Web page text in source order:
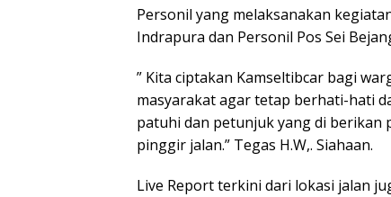
Personil yang melaksanakan
Indrapura dan Personil Pos Sei
” Kita ciptakan Kamseltibcar bagi
masyarakat agar tetap berhati-hati
patuhi dan petunjuk yang di berikan
pinggir jalan.” Tegas H.W,. Siahaan.
Live Report terkini dari lokasi jalan